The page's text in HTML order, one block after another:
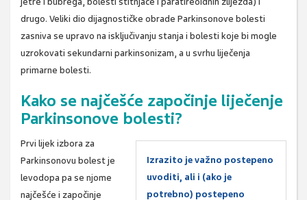
drugo. Veliki dio dijagnostičke obrade Parkinsonove bolesti
zasniva se upravo na isključivanju stanja i bolesti koje bi mogle
uzrokovati sekundarni parkinsonizam, a u svrhu liječenja
primarne bolesti.
Kako se najčešće započinje liječenje
Parkinsonove bolesti?
Izrazito je važno postepeno
uvoditi, ali i (ako je
potrebno) postepeno
Prvi lijek izbora za
Parkinsonovu bolest je
levodopa pa se njome
najčešće i započinje